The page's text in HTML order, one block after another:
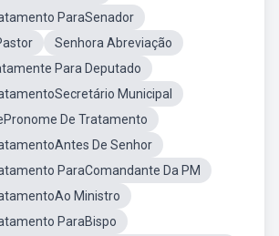
ParaSenador
Senhora Abreviação
Para Deputado
Municipal
De Tratamento
De Senhor
ParaComandante Da PM
Ministro
ParaBispo